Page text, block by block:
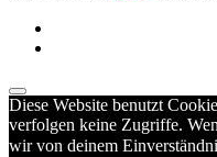
Diese Website benutzt
verfolgen keine Zugriffe.
wir von deinem